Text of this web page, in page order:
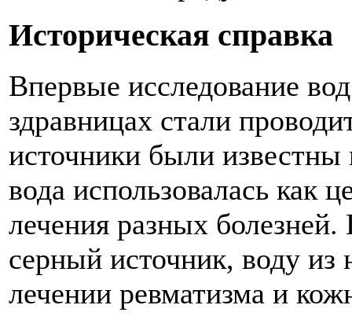
Историческая справка
Впервые исследование
здравницах стали
источники были
вода использовалась как
лечения разных
серный источник, воду из
лечении ревматизма и